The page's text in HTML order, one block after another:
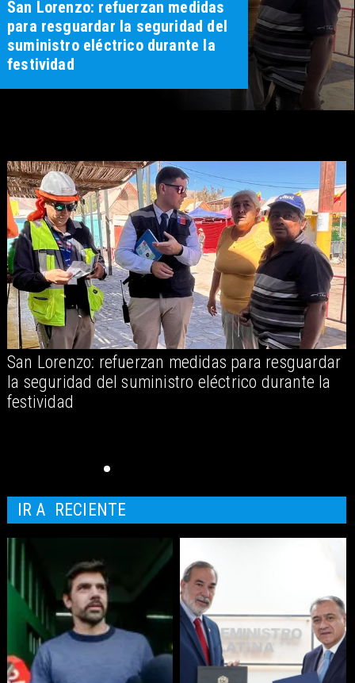
San Lorenzo: refuerzan medidas
para resguardar la seguridad del
suministro eléctrico durante la
festividad
San Lorenzo: refuerzan medidas para resguardar
la seguridad del suministro eléctrico durante la
festividad
IR A RECIENTE